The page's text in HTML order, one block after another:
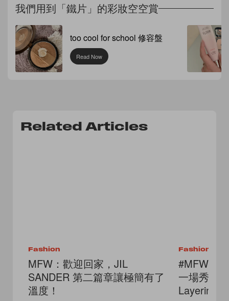
我們用到「鐵片」的彩妝空空賞
too cool for school 修容盤
Read Now
Related Articles
Fashion
MFW：歡迎回家，JIL
SANDER 第二篇章讓極簡有了
溫度！
Fashion
#MFW：
一場秀？
Layering